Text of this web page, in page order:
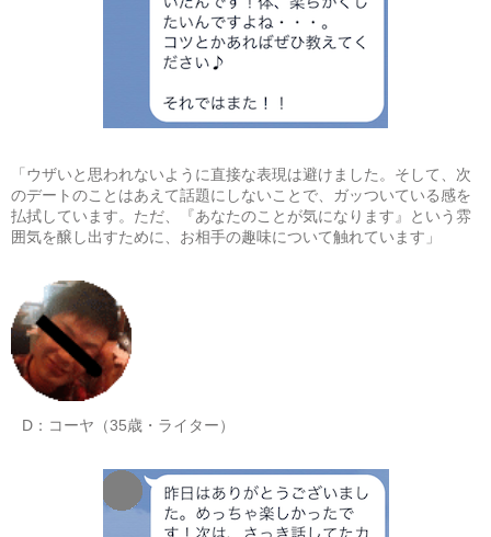
「ウザいと思われないように直接な表現は避けました。そして、次
のデートのことはあえて話題にしないことで、ガッついている感を
払拭しています。ただ、『あなたのことが気になります』という雰
囲気を醸し出すために、お相手の趣味について触れています」
D：コーヤ（35歳・ライター）